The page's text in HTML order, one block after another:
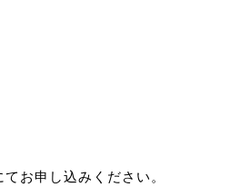
お申し込みください。